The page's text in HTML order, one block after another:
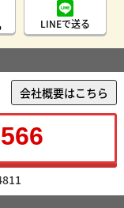
LINEで送る
会社概要はこちら